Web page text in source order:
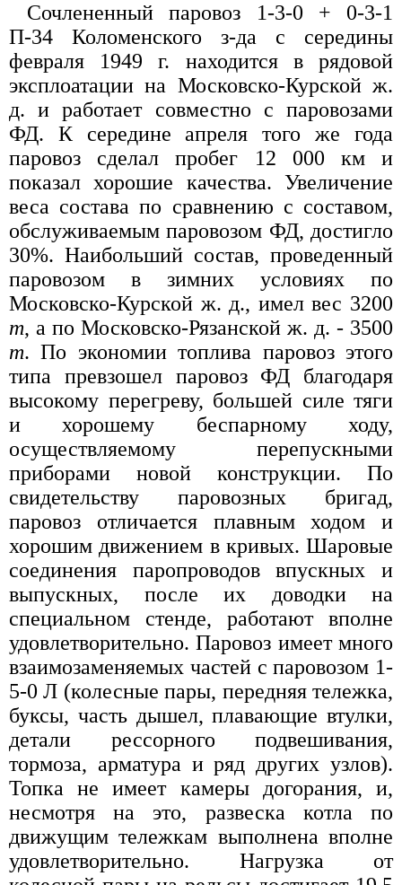
Сочлененный паровоз 1-3-0 + 0-3-1
П-34 Коломенского з-да с середины
февраля 1949 г. находится в рядовой
эксплоатации на Московско-Курской ж.
д. и работает совместно с паровозами
ФД. К середине апреля того же года
паровоз сделал пробег 12 000 км и
показал хорошие качества. Увеличение
веса состава по сравнению с составом,
обслуживаемым паровозом ФД, достигло
30%. Наибольший состав, проведенный
паровозом в зимних условиях по
Московско-Курской ж. д., имел вес 3200
т, а по Московско-Рязанской ж. д. - 3500
т. По экономии топлива паровоз этого
типа превзошел паровоз ФД благодаря
высокому перегреву, большей силе тяги
и хорошему беспарному ходу,
осуществляемому перепускными
приборами новой конструкции. По
свидетельству паровозных бригад,
паровоз отличается плавным ходом и
хорошим движением в кривых. Шаровые
соединения паропроводов впускных и
выпускных, после их доводки на
специальном стенде, работают вполне
удовлетворительно. Паровоз имеет много
взаимозаменяемых частей с паровозом 1-
5-0 Л (колесные пары, передняя тележка,
буксы, часть дышел, плавающие втулки,
детали рессорного подвешивания,
тормоза, арматура и ряд других узлов).
Топка не имеет камеры догорания, и,
несмотря на это, развеска котла по
движущим тележкам выполнена вполне
удовлетворительно. Нагрузка от